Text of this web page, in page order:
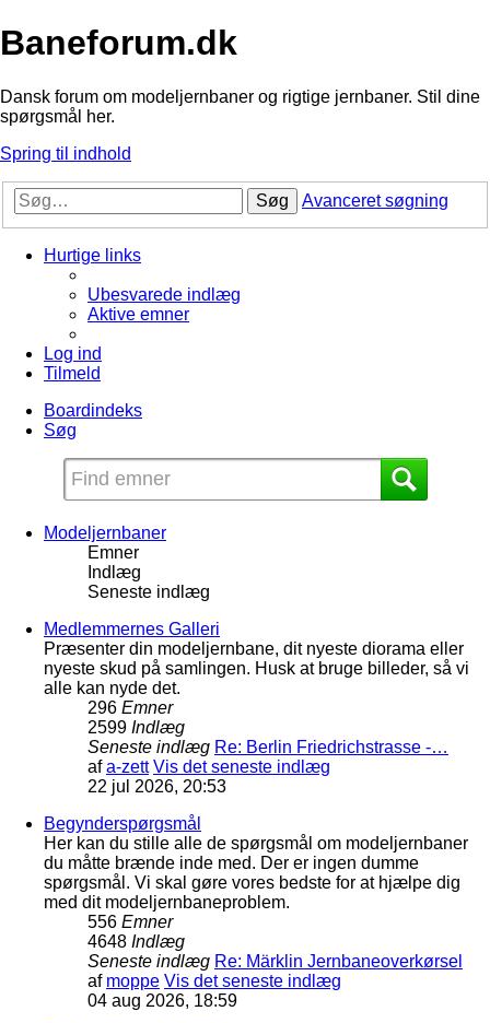
Baneforum.dk
Dansk forum om modeljernbaner og rigtige jernbaner. Stil dine
spørgsmål her.
Spring til indhold
Søg Avanceret søgning
Hurtige links
Ubesvarede indlæg
Aktive emner
Log ind
Tilmeld
Boardindeks
Søg
Modeljernbaner
Emner
Indlæg
Seneste indlæg
Medlemmernes Galleri
Præsenter din modeljernbane, dit nyeste diorama eller
nyeste skud på samlingen. Husk at bruge billeder, så vi
alle kan nyde det.
296 Emner
2599 Indlæg
Seneste indlæg Re: Berlin Friedrichstrasse -…
afa-zett Vis det seneste indlæg
22 jul 2026, 20:53
Begynderspørgsmål
Her kan du stille alle de spørgsmål om modeljernbaner
du måtte brænde inde med. Der er ingen dumme
spørgsmål. Vi skal gøre vores bedste for at hjælpe dig
med dit modeljernbaneproblem.
556 Emner
4648 Indlæg
Seneste indlæg Re: Märklin Jernbaneoverkørsel
af moppe Vis det seneste indlæg
04 aug 2026, 18:59